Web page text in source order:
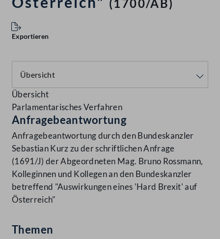
(1700/AB)
Exportieren
Übersicht
Parlamentarisches Verfahren
Anfragebeantwortung
Anfragebeantwortung durch den Bundeskanzler
Sebastian Kurz zu der schriftlichen Anfrage
(1691/J) der Abgeordneten Mag. Bruno Rossmann,
Kolleginnen und Kollegen an den Bundeskanzler
betreffend "Auswirkungen eines 'Hard Brexit' auf
Österreich"
Themen